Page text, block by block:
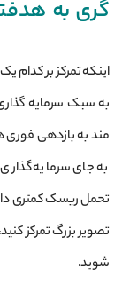
گری به
اینکه تمرکز بر کدام
به سبک سرمایه
مند به بازدهی فوری
به جای سرمایه
تحمل ریسک کمتری
تصویر بزرگ تمرکز
شوید.